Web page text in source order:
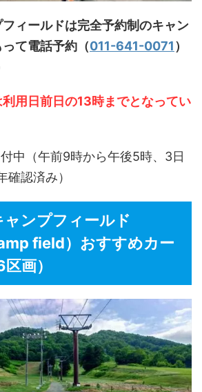
ィールドは完全予約制のキャン
て電話予約（011-641-0071）
用日前日の13時までとなってい
中（午前9時から午後5時、3日
認済み）
ンプフィールド
field）おすすめカー
画）